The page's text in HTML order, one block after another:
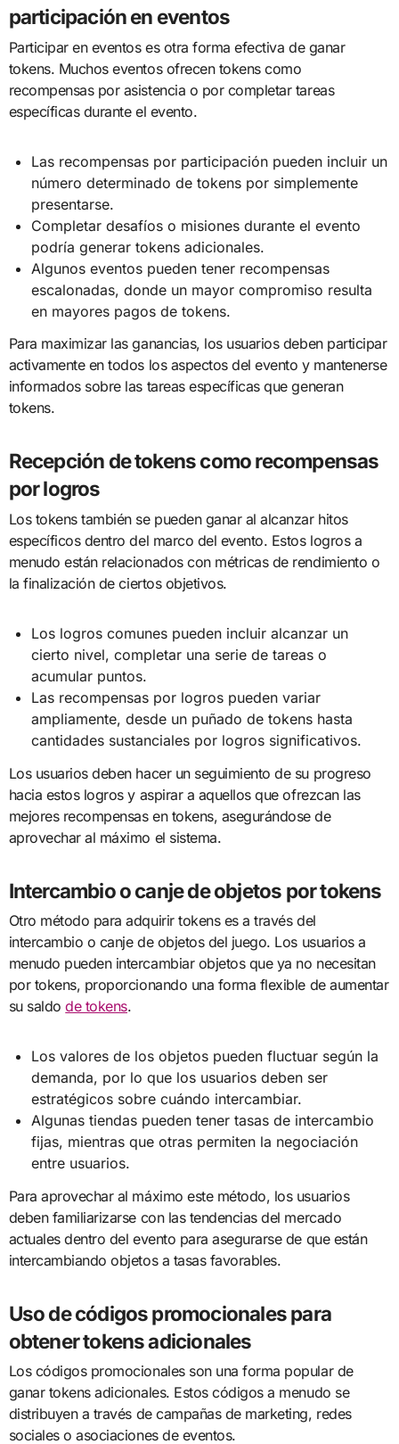
participación en eventos
Participar en eventos es otra forma efectiva de ganar
tokens. Muchos eventos ofrecen tokens como
recompensas por asistencia o por completar tareas
específicas durante el evento.
Las recompensas por participación pueden incluir un
número determinado de tokens por simplemente
presentarse.
Completar desafíos o misiones durante el evento
podría generar tokens adicionales.
Algunos eventos pueden tener recompensas
escalonadas, donde un mayor compromiso resulta
en mayores pagos de tokens.
Para maximizar las ganancias, los usuarios deben participar
activamente en todos los aspectos del evento y mantenerse
informados sobre las tareas específicas que generan
tokens.
Recepción de tokens como recompensas
por logros
Los tokens también se pueden ganar al alcanzar hitos
específicos dentro del marco del evento. Estos logros a
menudo están relacionados con métricas de rendimiento o
la finalización de ciertos objetivos.
Los logros comunes pueden incluir alcanzar un
cierto nivel, completar una serie de tareas o
acumular puntos.
Las recompensas por logros pueden variar
ampliamente, desde un puñado de tokens hasta
cantidades sustanciales por logros significativos.
Los usuarios deben hacer un seguimiento de su progreso
hacia estos logros y aspirar a aquellos que ofrezcan las
mejores recompensas en tokens, asegurándose de
aprovechar al máximo el sistema.
Intercambio o canje de objetos por tokens
Otro método para adquirir tokens es a través del
intercambio o canje de objetos del juego. Los usuarios a
menudo pueden intercambiar objetos que ya no necesitan
por tokens, proporcionando una forma flexible de aumentar
su saldode tokens.
Los valores de los objetos pueden fluctuar según la
demanda, por lo que los usuarios deben ser
estratégicos sobre cuándo intercambiar.
Algunas tiendas pueden tener tasas de intercambio
fijas, mientras que otras permiten la negociación
entre usuarios.
Para aprovechar al máximo este método, los usuarios
deben familiarizarse con las tendencias del mercado
actuales dentro del evento para asegurarse de que están
intercambiando objetos a tasas favorables.
Uso de códigos promocionales para
obtener tokens adicionales
Los códigos promocionales son una forma popular de
ganar tokens adicionales. Estos códigos a menudo se
distribuyen a través de campañas de marketing, redes
sociales o asociaciones de eventos.